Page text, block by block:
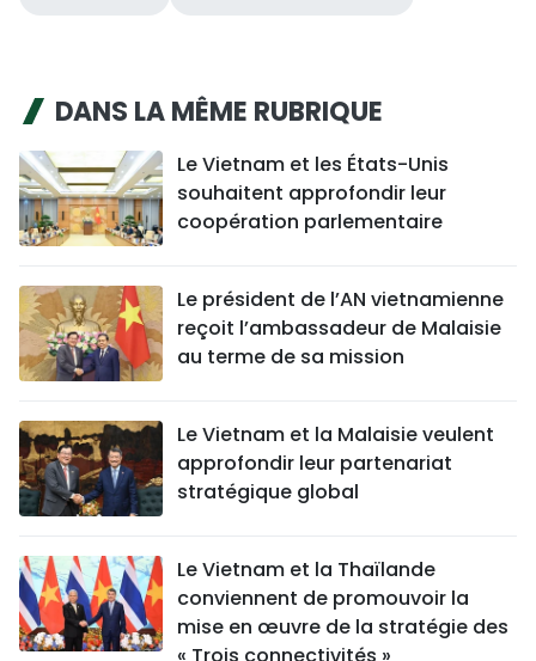
DANS LA MÊME RUBRIQUE
Le Vietnam et les États-Unis
souhaitent approfondir leur
coopération parlementaire
Le président de l’AN vietnamienne
reçoit l’ambassadeur de Malaisie
au terme de sa mission
Le Vietnam et la Malaisie veulent
approfondir leur partenariat
stratégique global
Le Vietnam et la Thaïlande
conviennent de promouvoir la
mise en œuvre de la stratégie des